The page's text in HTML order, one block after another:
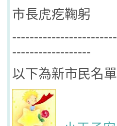
市長虎疙鞠躬
------------------
以下為新市民名